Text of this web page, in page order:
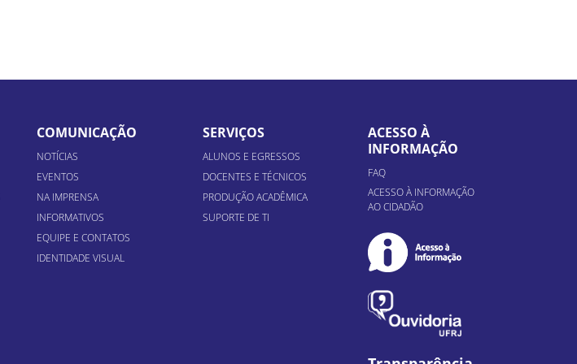
COMUNICAÇÃO
NOTÍCIAS
EVENTOS
NA IMPRENSA
INFORMATIVOS
EQUIPE E CONTATOS
IDENTIDADE VISUAL
SERVIÇOS
ALUNOS E EGRESSOS
DOCENTES E TÉCNICOS
PRODUÇÃO ACADÊMICA
SUPORTE DE TI
ACESSO À
INFORMAÇÃO
FAQ
ACESSO À INFORMAÇÃO
AO CIDADÃO